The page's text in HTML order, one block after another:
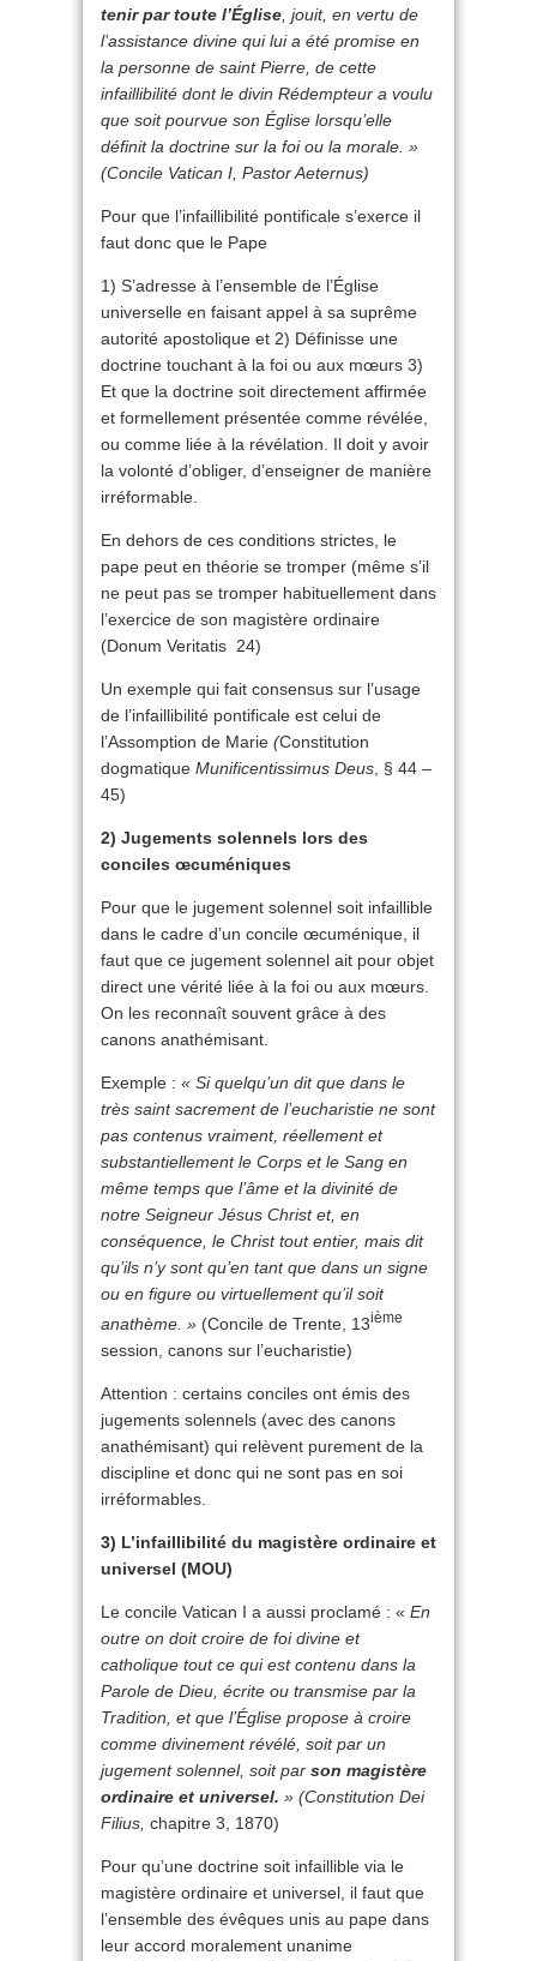
tenir par toute l’Église , jouit, en vertu de
l’assistance divine qui lui a été promise en
la personne de saint Pierre, de cette
infaillibilité dont le divin Rédempteur a voulu
que soit pourvue son Église lorsqu’elle
définit la doctrine sur la foi ou la morale. »
(Concile Vatican I, Pastor Aeternus)
Pour que l’infaillibilité pontificale s’exerce il
faut donc que le Pape
1) S’adresse à l’ensemble de l’Église
universelle en faisant appel à sa suprême
autorité apostolique et 2) Définisse une
doctrine touchant à la foi ou aux mœurs 3)
Et que la doctrine soit directement affirmée
et formellement présentée comme révélée,
ou comme liée à la révélation. Il doit y avoir
la volonté d’obliger, d’enseigner de manière
irréformable.
En dehors de ces conditions strictes, le
pape peut en théorie se tromper (même s’il
ne peut pas se tromper habituellement dans
l’exercice de son magistère ordinaire
(Donum Veritatis 24)
Un exemple qui fait consensus sur l’usage
de l’infaillibilité pontificale est celui de
l’Assomption de Marie (Constitution
dogmatique Munificentissimus Deus , § 44 –
45)
2) Jugements solennels lors des
conciles œcuméniques
Pour que le jugement solennel soit infaillible
dans le cadre d’un concile œcuménique, il
faut que ce jugement solennel ait pour objet
direct une vérité liée à la foi ou aux mœurs.
On les reconnaît souvent grâce à des
canons anathémisant.
Exemple : « Si quelqu’un dit que dans le
très saint sacrement de l’eucharistie ne sont
pas contenus vraiment, réellement et
substantiellement le Corps et le Sang en
même temps que l’âme et la divinité de
notre Seigneur Jésus Christ et, en
conséquence, le Christ tout entier, mais dit
qu’ils n’y sont qu’en tant que dans un signe
ou en figure ou virtuellement qu’il soit
anathème. » (Concile de Trente, 13ième
session, canons sur l’eucharistie)
Attention : certains conciles ont émis des
jugements solennels (avec des canons
anathémisant) qui relèvent purement de la
discipline et donc qui ne sont pas en soi
irréformables.
3) L’infaillibilité du magistère ordinaire et
universel (MOU)
Le concile Vatican I a aussi proclamé : « En
outre on doit croire de foi divine et
catholique tout ce qui est contenu dans la
Parole de Dieu, écrite ou transmise par la
Tradition, et que l’Église propose à croire
comme divinement révélé, soit par un
jugement solennel, soit par son magistère
ordinaire et universel. » (Constitution Dei
Filius, chapitre 3, 1870)
Pour qu’une doctrine soit infaillible via le
magistère ordinaire et universel, il faut que
l’ensemble des évêques unis au pape dans
leur accord moralement unanime